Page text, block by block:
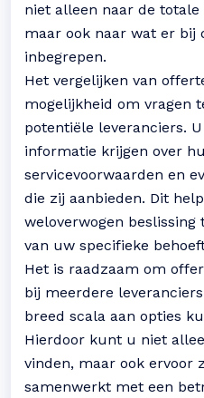
niet alleen naar de
maar ook naar wat er bij
inbegrepen.
Het vergelijken van
mogelijkheid om vragen
potentiële leveranciers.
informatie krijgen over
servicevoorwaarden en
die zij aanbieden. Dit
weloverwogen beslissing
van uw specifieke
Het is raadzaam om
bij meerdere
breed scala aan opties
Hierdoor kunt u niet
vinden, maar ook ervoor
samenwerkt met een